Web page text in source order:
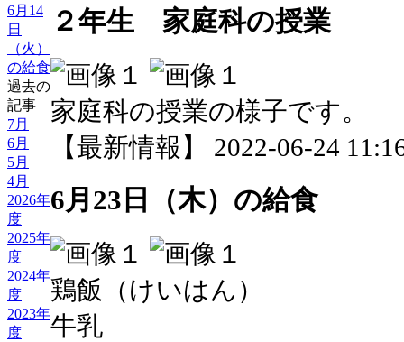
6月14
日
（火）
の給食
過去の
記事
7月
6月
5月
4月
2026年
度
2025年
度
2024年
度
2023年
度
２年生 家庭科の授業
家庭科の授業の様子です。
【最新情報】 2022-06-24
6月23日（木）の給食
鶏飯（けいはん）
牛乳